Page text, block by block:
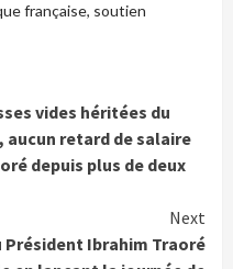
française, soutien
vides héritées du
aucun retard de salaire
depuis plus de deux
Next
Président Ibrahim Traoré